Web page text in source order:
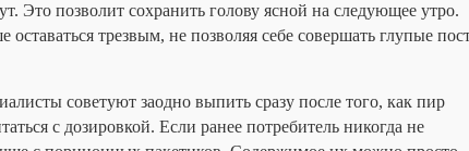
Это позволит сохранить голову ясной на следующее утро.
трезвым, не позволяя себе совершать глупые
советуют заодно выпить сразу после того, как пир
с дозировкой. Если ранее потребитель никогда не